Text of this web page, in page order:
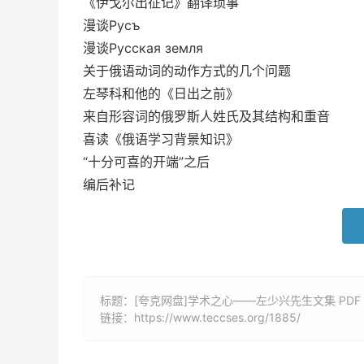
漫谈Русъ
漫谈Русская земля
关于俄语动词的动作方式的几个问题
左琴科和他的《日出之前》
来自形容词的俄罗斯人姓氏及其结构和重音
喜读《俄语学习背景知识》
“十分可喜的开端”之后
编后补记
标题：[夸克网盘]学术之心——左少兴先生文集 PDF
链接： https://www.teccses.org/1885/